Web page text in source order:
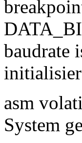
baudrate
asm
System